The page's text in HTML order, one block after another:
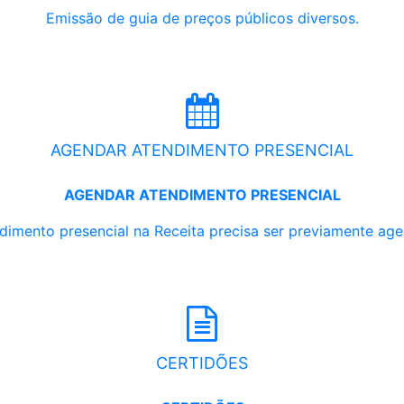
Emissão de guia de preços públicos diversos.
AGENDAR ATENDIMENTO PRESENCIAL
AGENDAR ATENDIMENTO PRESENCIAL
presencial na Receita precisa ser previamente
CERTIDÕES